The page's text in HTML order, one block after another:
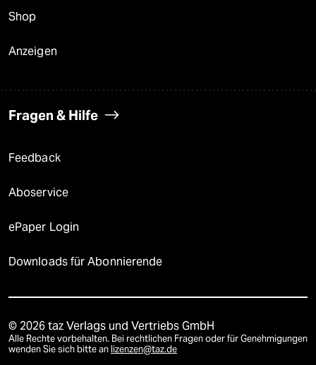
Shop
Anzeigen
Fragen & Hilfe
Feedback
Aboservice
ePaper Login
Downloads für Abonnierende
© 2026 taz Verlags und Vertriebs GmbH
Alle Rechte vorbehalten. Bei rechtlichen Fragen oder für Genehmigungen
wenden Sie sich bitte an lizenzen@taz.de